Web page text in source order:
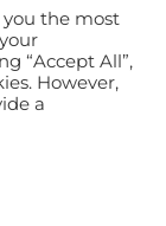
voor
op
you the most
“Accept All”,
However,
a